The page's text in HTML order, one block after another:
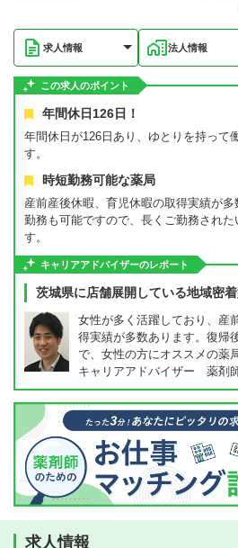
求人情報 法人情報
この求人のポイント
年間休日126日！
年間休日が126日あり、ゆとりを持って
す。
時短勤務可能な薬局
産前産後休暇、育児休暇の取得実績が
勤務も可能ですので、長くご勤務され
す。
キャリアアドバイザーのレポート
茨城県に店舗展開している地域密
女性が多く活躍しており、産
得実績が多数あります。復帰
で、女性の方にオススメの薬
キャリアアドバイザー 薬剤
求人情報